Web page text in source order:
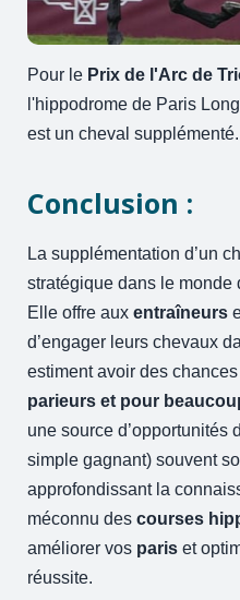
Pour le Prix de l'Arc de
l'hippodrome de Paris
est un cheval supplémenté.
Conclusion :
La supplémentation d’un
stratégique dans le monde
Elle offre auxentraîneurs
d’engager leurs chevaux
estiment avoir des
parieurs et pour
une source d’opportunités
simple gagnant) souvent
approfondissant la
méconnu descourses
améliorer vos paris et
réussite.